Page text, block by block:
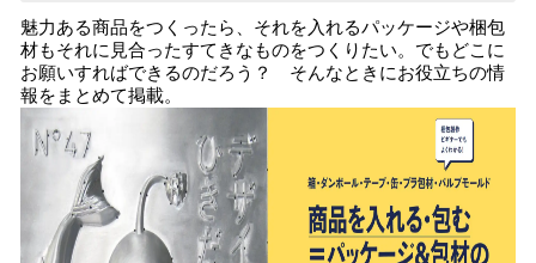
魅力ある商品をつくったら、それを入れるパッケージや梱包
材もそれに見合ったすてきなものをつくりたい。でもどこに
お願いすればできるのだろう？ そんなときにお役立ちの情
報をまとめて掲載。